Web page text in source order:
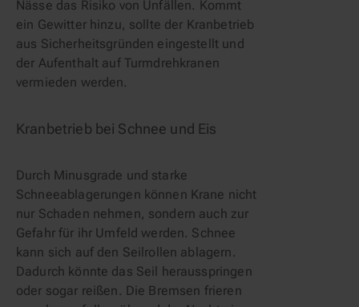
Nässe das Risiko von Unfällen. Kommt
ein Gewitter hinzu, sollte der Kranbetrieb
aus Sicherheitsgründen eingestellt und
der Aufenthalt auf Turmdrehkranen
vermieden werden.
Kranbetrieb bei Schnee und Eis
Durch Minusgrade und starke
Schneeablagerungen können Krane nicht
nur Schaden nehmen, sondern auch zur
Gefahr für ihr Umfeld werden. Schnee
kann sich auf den Seilrollen ablagern.
Dadurch könnte das Seil herausspringen
oder sogar reißen. Die Bremsen frieren